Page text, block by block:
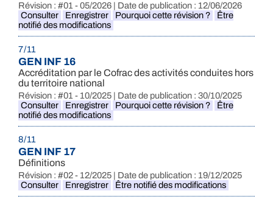
Révision : #01 - 05/2026 | Date de publication : 12/06/2026
Consulter
Enregistrer Pourquoi cette révision ?
Être
notifié des modifications
7 / 11
GEN INF 16
Accréditation par le Cofrac des activités conduites hors
du territoire national
Révision : #01 - 10/2025 | Date de publication : 30/10/2025
Consulter
Enregistrer Pourquoi cette révision ?
Être
notifié des modifications
8 / 11
GEN INF 17
Définitions
Révision : #02 - 12/2025 | Date de publication : 19/12/2025
Consulter
Enregistrer Être notifié des modifications